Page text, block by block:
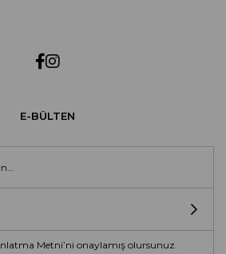
E-BÜLTEN
Metni’ni onaylamış olursunuz.